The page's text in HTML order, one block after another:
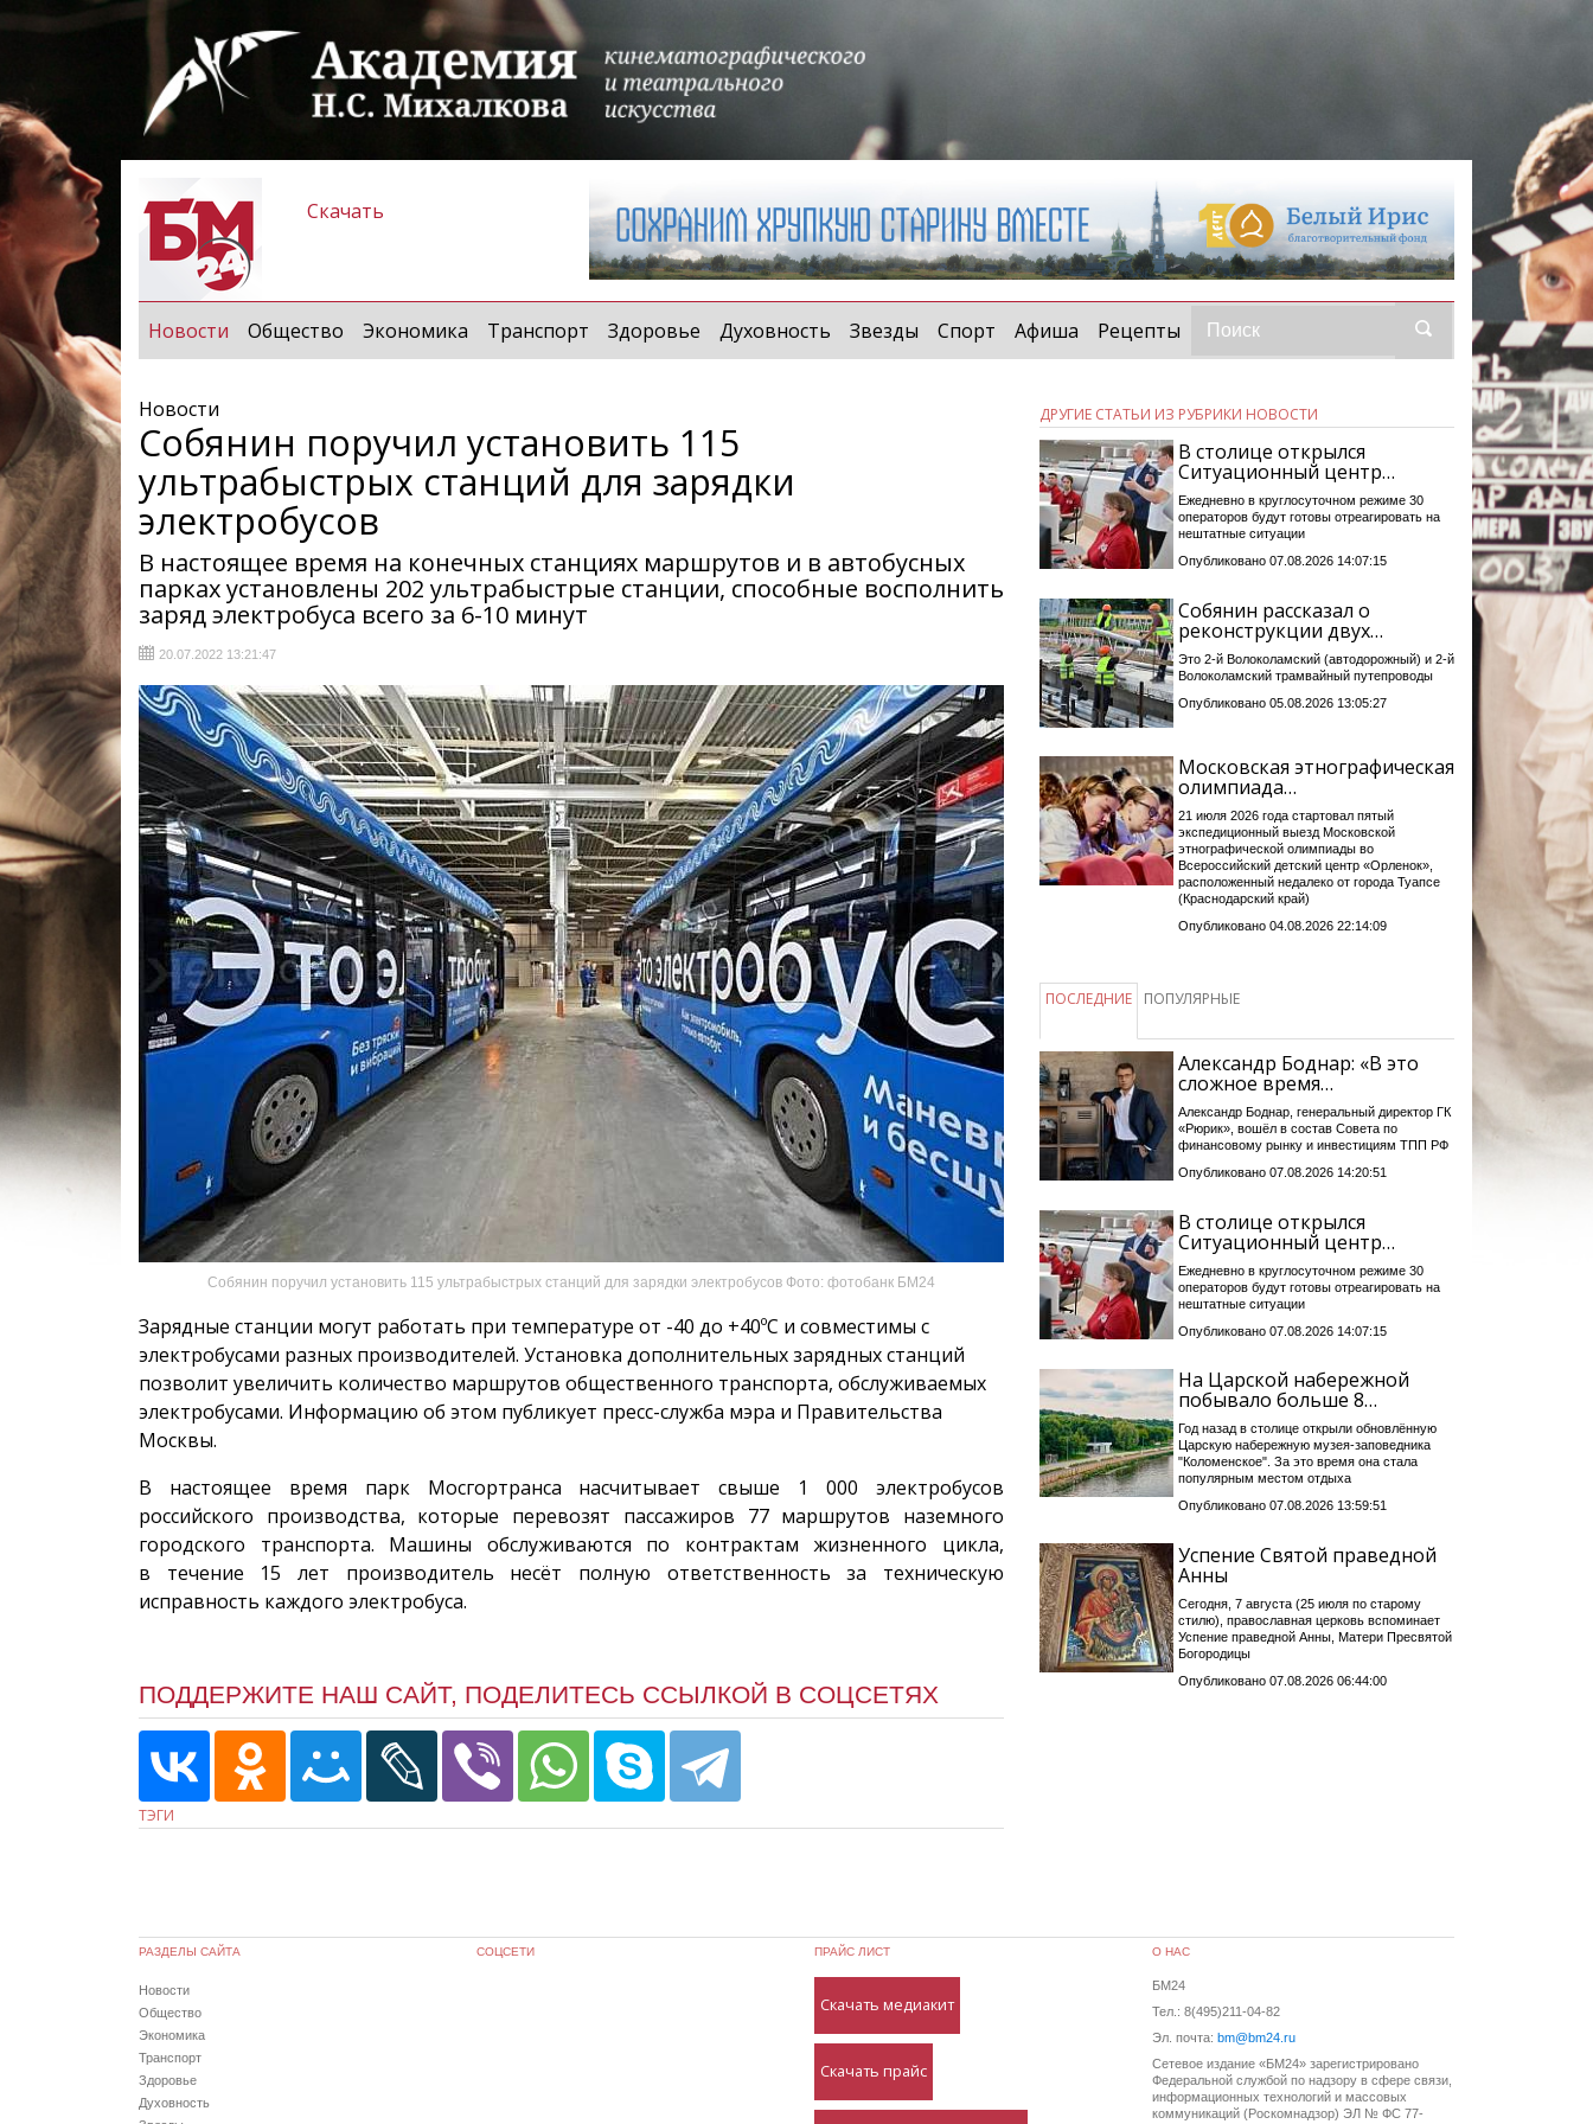
Скачать
Новости (current)
Общество Экономика Транспорт Здоровье Духовность Звезды Спорт Афиша Рецепты
Новости
Собянин поручил установить 115
ультрабыстрых станций для зарядки
электробусов
В настоящее время на конечных станциях маршрутов и в автобусных
парках установлены 202 ультрабыстрые станции, способные восполнить
заряд электробуса всего за 6-10 минут
20.07.2022 13:21:47
Собянин поручил установить 115 ультрабыстрых станций для зарядки электробусов Фото: фотобанк БМ24
Зарядные станции могут работать при темпе­ратуре от -40 до +40ºС и совместимы с
электробусами разных производителей. Установка дополнительных зарядных станций
позволит увеличить коли­чество маршрутов общественного транспорта, обслуживаемых
электро­бусами. Информацию об этом публикует пресс-служба мэра и Правительства
Москвы.
В настоящее время парк Мосгортранса насчитывает свыше 1 000 электробусов
российского производства, которые перевозят пассажиров 77 маршрутов наземного
городского транспорта. Машины обслуживаются по контрактам жизненного цикла,
в течение 15 лет производитель несёт полную ответственность за техническую
исправность каждого электробуса.
ПОДДЕРЖИТЕ НАШ САЙТ, ПОДЕЛИТЕСЬ ССЫЛКОЙ В СОЦСЕТЯХ
ТЭГИ
ДРУГИЕ СТАТЬИ ИЗ РУБРИКИ НОВОСТИ
В столице открылся
Ситуационный центр…
Ежедневно в круглосуточном режиме 30
операторов будут готовы отреагировать на
нештатные ситуации
Опубликовано 07.08.2026 14:07:15
Собянин рассказал о
реконструкции двух…
Это 2-й Волоколамский (автодорожный) и 2-й
Волоколамский трамвайный путепроводы
Опубликовано 05.08.2026 13:05:27
Московская этнографическая
олимпиада…
21 июля 2026 года стартовал пятый
экспедиционный выезд Московской
этнографической олимпиады во
Всероссийский детский центр «Орленок»,
расположенный недалеко от города Туапсе
(Краснодарский край)
Опубликовано 04.08.2026 22:14:09
ПОСЛЕДНИЕ ПОПУЛЯРНЫЕ
Александр Боднар: «В это
сложное время…
Александр Боднар, генеральный директор ГК
«Рюрик», вошёл в состав Совета по
финансовому рынку и инвестициям ТПП РФ
Опубликовано 07.08.2026 14:20:51
В столице открылся
Ситуационный центр…
Ежедневно в круглосуточном режиме 30
операторов будут готовы отреагировать на
нештатные ситуации
Опубликовано 07.08.2026 14:07:15
На Царской набережной
побывало больше 8…
Год назад в столице открыли обновлённую
Царскую набережную музея-заповедника
"Коломенское". За это время она стала
популярным местом отдыха
Опубликовано 07.08.2026 13:59:51
Успение Святой праведной
Анны
Сегодня, 7 августа (25 июля по старому
стилю), православная церковь вспоминает
Успение праведной Анны, Матери Пресвятой
Богородицы
Опубликовано 07.08.2026 06:44:00
РАЗДЕЛЫ САЙТА
Новости
Общество
Экономика
Транспорт
Здоровье
Духовность
СОЦСЕТИ ПРАЙС ЛИСТ
Скачать медиакит
Скачать прайс
О НАС
БМ24
Тел.: 8(495)211-04-82
Эл. почта: bm@bm24.ru
Сетевое издание «БМ24» зарегистрировано
Федеральной службой по надзору в сфере связи,
информационных технологий и массовых
коммуникаций (Роскомнадзор) ЭЛ № ФС 77-